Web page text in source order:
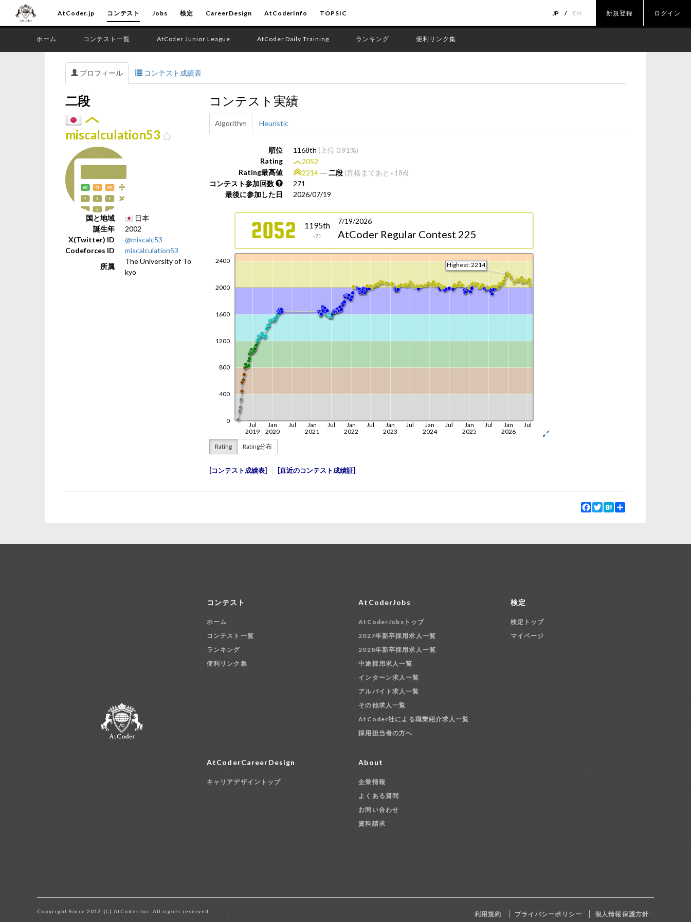
AtCoder.jp コンテスト Jobs 検定 CareerDesign AtCoderInfo TOPSIC JP EN 新規登録 ログイン
ホーム コンテスト一覧 AtCoder Junior League AtCoder Daily Training ランキング 便利リンク集
プロフィール コンテスト成績表
二段
miscalculation53
国と地域
日本
誕生年
2002
X(Twitter) ID
@miscalc53
Codeforces ID
miscalculation53
所属
The University of To
kyo
コンテスト実績
Algorithm Heuristic
順位 1168th (上位 0.91%)
Rating
2052
Rating最高値
2214―二段 (昇格まであと+186)
コンテスト参加回数
271
最後に参加した日
2026/07/19
Rating Rating分布
コンテスト成績表 直近のコンテスト成績証
Facebook
TwitterHatena
コンテスト
ホーム
コンテスト一覧
ランキング
便利リンク集
AtCoderJobs
AtCoderJobsトップ
2027年新卒採用求人一覧
2028年新卒採用求人一覧
中途採用求人一覧
インターン求人一覧
アルバイト求人一覧
その他求人一覧
AtCoder社による職業紹介求人一覧
採用担当者の方へ
検定
検定トップ
マイページ
AtCoderCareerDesign
キャリアデザイントップ
About
企業情報
よくある質問
お問い合わせ
資料請求
Copyright Since 2012 (C) AtCoder Inc. All rights reserved. 利用規約 プライバシーポリシー 個人情報保護方針